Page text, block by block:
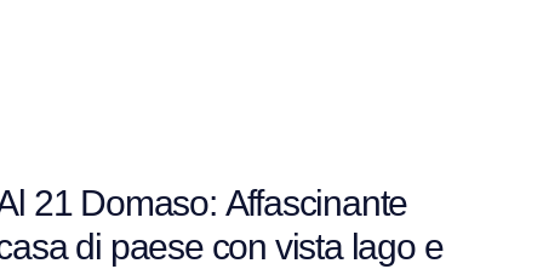
21 Domaso: Affascinante
di paese con vista lago e